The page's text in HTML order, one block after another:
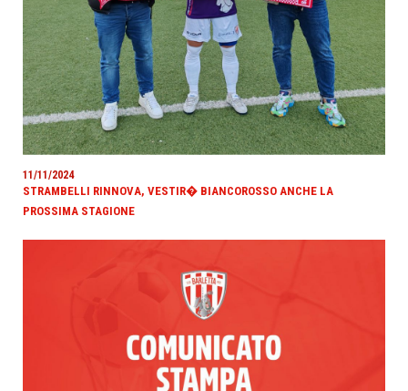
11/11/2024
STRAMBELLI RINNOVA, VESTIR� BIANCOROSSO ANCHE LA
PROSSIMA STAGIONE